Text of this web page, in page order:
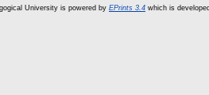
University is powered by EPrints 3.4 which is